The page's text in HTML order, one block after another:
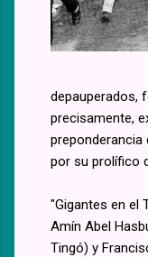
depauperados,
precisamente,
preponderancia
por su prolífico
"Gigantes en el
Amín Abel
Tingó) y